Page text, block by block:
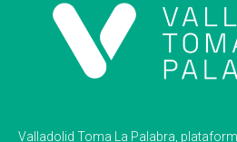
Valladolid Toma La Palabra,